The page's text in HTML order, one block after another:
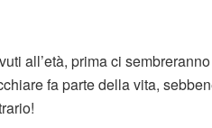
all’età, prima ci
fa parte della vita,